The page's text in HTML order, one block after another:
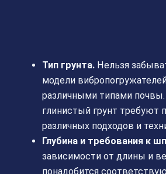
Тип грунта. Нельзя
модели
различными типами
глинистый грунт требуют
различных подходов и
Глубина и требования к
зависимости от длины и
понадобится